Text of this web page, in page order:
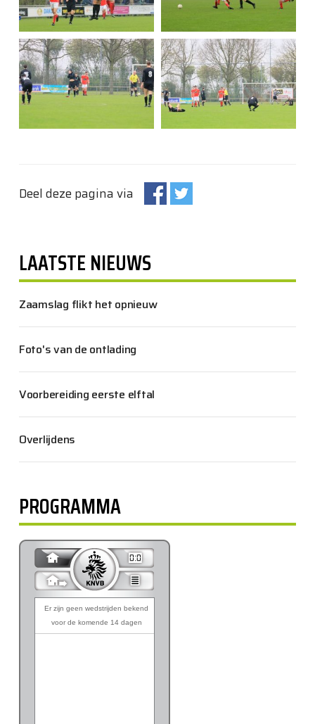
Deel deze pagina via
LAATSTE NIEUWS
Zaamslag flikt het opnieuw
Foto's van de ontlading
Voorbereiding eerste elftal
Overlijdens
PROGRAMMA